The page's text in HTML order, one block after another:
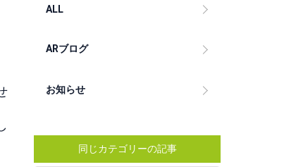
ALL
ARブログ
お知らせ
同じカテゴリーの記事